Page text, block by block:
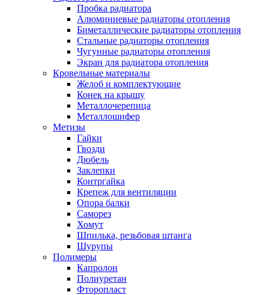
Пробка радиатора
Алюминиевые радиаторы отопления
Биметаллические радиаторы отопления
Стальные радиаторы отопления
Чугунные радиаторы отопления
Экран для радиатора отопления
Кровельные материалы
Желоб и комплектующие
Конек на крышу
Металлочерепица
Металлошифер
Метизы
Гайки
Гвозди
Дюбель
Заклепки
Контргайка
Крепеж для вентиляции
Опора балки
Саморез
Хомут
Шпилька, резьбовая штанга
Шурупы
Полимеры
Капролон
Полиуретан
Фторопласт